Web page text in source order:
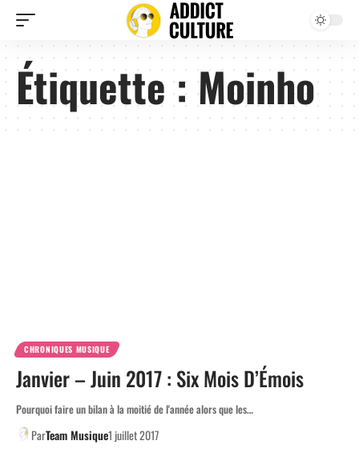
Étiquette :Moinho
CHRONIQUES MUSIQUE
Janvier – Juin 2017 : Six Mois D’Émois
Pourquoi faire un bilan à la moitié de l'année alors que les…
ParTeam Musique1 juillet 2017